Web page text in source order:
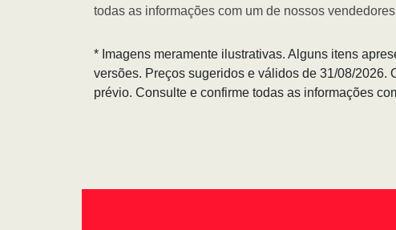
todas as informações com um de nossos
* Imagens meramente ilustrativas. Alguns itens
versões. Preços sugeridos e válidos de 31/08/2026.
prévio. Consulte e confirme todas as informações